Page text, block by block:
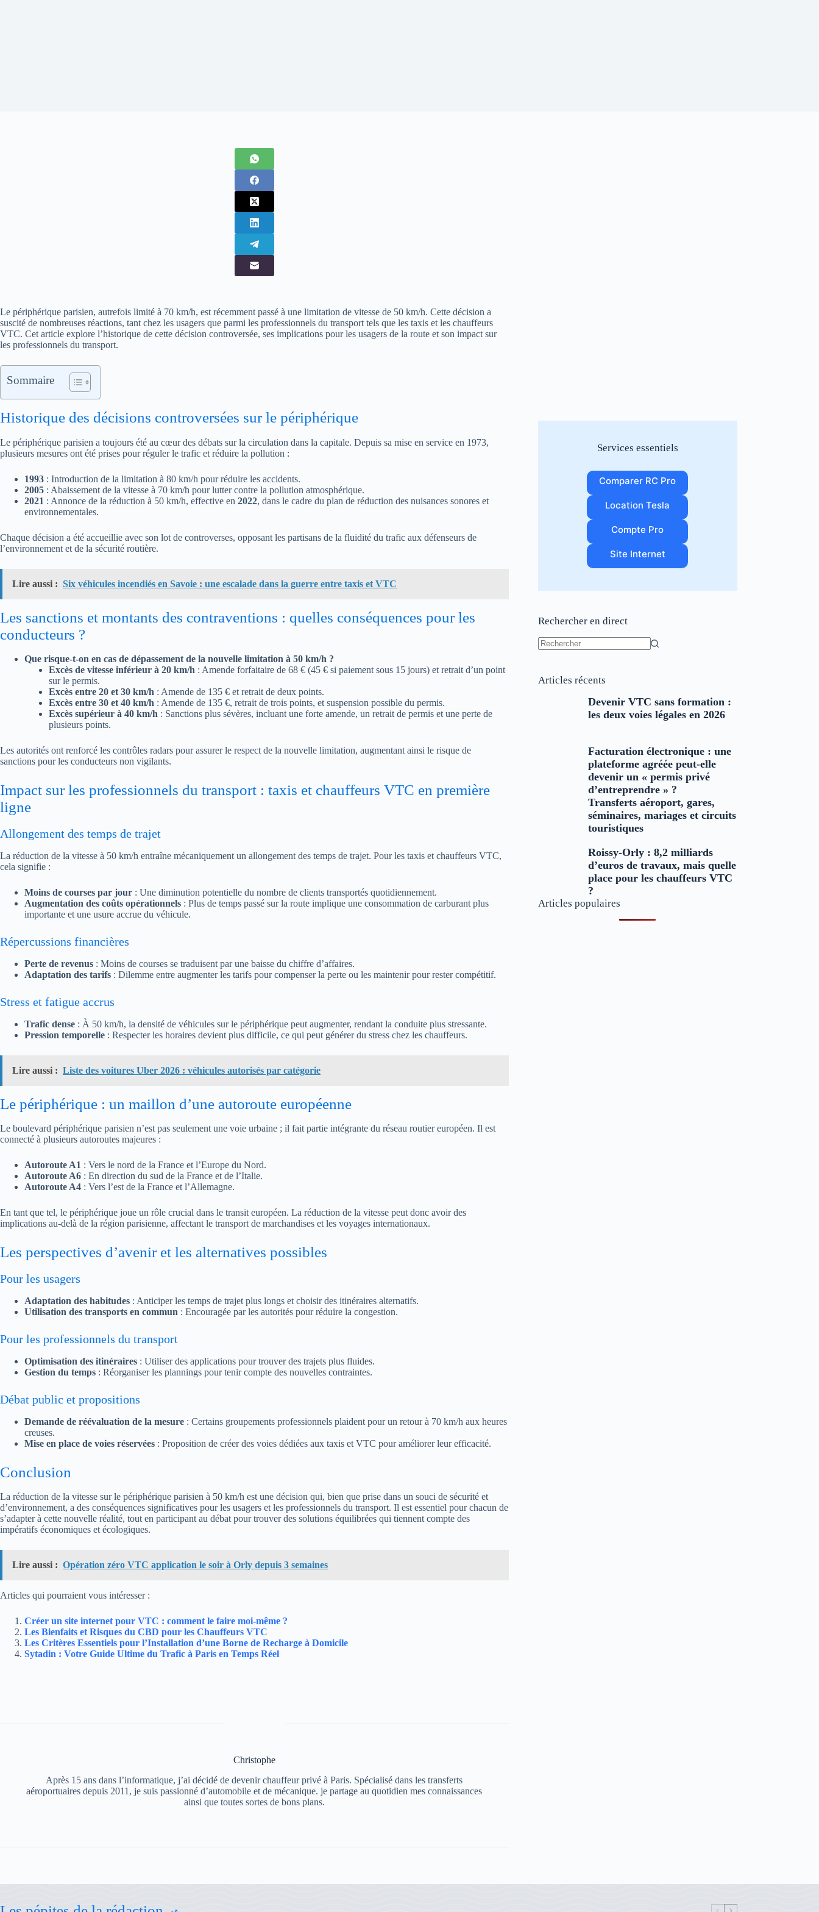
Le périphérique parisien, autrefois limité à 70 km/h, est récemment passé à une limitation de vitesse de 50 km/h. Cette décision a
suscité de nombreuses réactions, tant chez les usagers que parmi les professionnels du transport tels que les taxis et les chauffeurs
VTC. Cet article explore l’historique de cette décision controversée, ses implications pour les usagers de la route et son impact sur
les professionnels du transport.
Sommaire
Historique des décisions controversées sur le périphérique
Le périphérique parisien a toujours été au cœur des débats sur la circulation dans la capitale. Depuis sa mise en service en 1973,
plusieurs mesures ont été prises pour réguler le trafic et réduire la pollution :
1993 : Introduction de la limitation à 80 km/h pour réduire les accidents.
2005 : Abaissement de la vitesse à 70 km/h pour lutter contre la pollution atmosphérique.
2021 : Annonce de la réduction à 50 km/h, effective en 2022, dans le cadre du plan de réduction des nuisances sonores et
environnementales.
Chaque décision a été accueillie avec son lot de controverses, opposant les partisans de la fluidité du trafic aux défenseurs de
l’environnement et de la sécurité routière.
Lire aussi : Six véhicules incendiés en Savoie : une escalade dans la guerre entre taxis et VTC
Les sanctions et montants des contraventions : quelles conséquences pour les
conducteurs ?
Que risque-t-on en cas de dépassement de la nouvelle limitation à 50 km/h ?
Excès de vitesse inférieur à 20 km/h : Amende forfaitaire de 68 € (45 € si paiement sous 15 jours) et retrait d’un point
sur le permis.
Excès entre 20 et 30 km/h : Amende de 135 € et retrait de deux points.
Excès entre 30 et 40 km/h : Amende de 135 €, retrait de trois points, et suspension possible du permis.
Excès supérieur à 40 km/h : Sanctions plus sévères, incluant une forte amende, un retrait de permis et une perte de
plusieurs points.
Les autorités ont renforcé les contrôles radars pour assurer le respect de la nouvelle limitation, augmentant ainsi le risque de
sanctions pour les conducteurs non vigilants.
Impact sur les professionnels du transport : taxis et chauffeurs VTC en première
ligne
Allongement des temps de trajet
La réduction de la vitesse à 50 km/h entraîne mécaniquement un allongement des temps de trajet. Pour les taxis et chauffeurs VTC,
cela signifie :
Moins de courses par jour : Une diminution potentielle du nombre de clients transportés quotidiennement.
Augmentation des coûts opérationnels : Plus de temps passé sur la route implique une consommation de carburant plus
importante et une usure accrue du véhicule.
Répercussions financières
Perte de revenus : Moins de courses se traduisent par une baisse du chiffre d’affaires.
Adaptation des tarifs : Dilemme entre augmenter les tarifs pour compenser la perte ou les maintenir pour rester compétitif.
Stress et fatigue accrus
Trafic dense : À 50 km/h, la densité de véhicules sur le périphérique peut augmenter, rendant la conduite plus stressante.
Pression temporelle : Respecter les horaires devient plus difficile, ce qui peut générer du stress chez les chauffeurs.
Lire aussi : Liste des voitures Uber 2026 : véhicules autorisés par catégorie
Le périphérique : un maillon d’une autoroute européenne
Le boulevard périphérique parisien n’est pas seulement une voie urbaine ; il fait partie intégrante du réseau routier européen. Il est
connecté à plusieurs autoroutes majeures :
Autoroute A1 : Vers le nord de la France et l’Europe du Nord.
Autoroute A6 : En direction du sud de la France et de l’Italie.
Autoroute A4 : Vers l’est de la France et l’Allemagne.
En tant que tel, le périphérique joue un rôle crucial dans le transit européen. La réduction de la vitesse peut donc avoir des
implications au-delà de la région parisienne, affectant le transport de marchandises et les voyages internationaux.
Les perspectives d’avenir et les alternatives possibles
Pour les usagers
Adaptation des habitudes : Anticiper les temps de trajet plus longs et choisir des itinéraires alternatifs.
Utilisation des transports en commun : Encouragée par les autorités pour réduire la congestion.
Pour les professionnels du transport
Optimisation des itinéraires : Utiliser des applications pour trouver des trajets plus fluides.
Gestion du temps : Réorganiser les plannings pour tenir compte des nouvelles contraintes.
Débat public et propositions
Demande de réévaluation de la mesure : Certains groupements professionnels plaident pour un retour à 70 km/h aux heures
creuses.
Mise en place de voies réservées : Proposition de créer des voies dédiées aux taxis et VTC pour améliorer leur efficacité.
Conclusion
La réduction de la vitesse sur le périphérique parisien à 50 km/h est une décision qui, bien que prise dans un souci de sécurité et
d’environnement, a des conséquences significatives pour les usagers et les professionnels du transport. Il est essentiel pour chacun de
s’adapter à cette nouvelle réalité, tout en participant au débat pour trouver des solutions équilibrées qui tiennent compte des
impératifs économiques et écologiques.
Lire aussi : Opération zéro VTC application le soir à Orly depuis 3 semaines
Articles qui pourraient vous intéresser :
Créer un site internet pour VTC : comment le faire moi-même ?
Les Bienfaits et Risques du CBD pour les Chauffeurs VTC
Les Critères Essentiels pour l’Installation d’une Borne de Recharge à Domicile
Sytadin : Votre Guide Ultime du Trafic à Paris en Temps Réel
Christophe
Après 15 ans dans l’informatique, j’ai décidé de devenir chauffeur privé à Paris. Spécialisé dans les transferts
aéroportuaires depuis 2011, je suis passionné d’automobile et de mécanique. je partage au quotidien mes connaissances
ainsi que toutes sortes de bons plans.
Services essentiels
Comparer RC Pro
Location Tesla
Compte Pro
Site Internet
Rechercher en direct
Articles récents
Devenir VTC sans formation :
les deux voies légales en 2026
Facturation électronique : une
plateforme agréée peut-elle
devenir un « permis privé
d’entreprendre » ?
Transferts aéroport, gares,
séminaires, mariages et circuits
touristiques
Roissy-Orly : 8,2 milliards
d’euros de travaux, mais quelle
place pour les chauffeurs VTC
?
Articles populaires